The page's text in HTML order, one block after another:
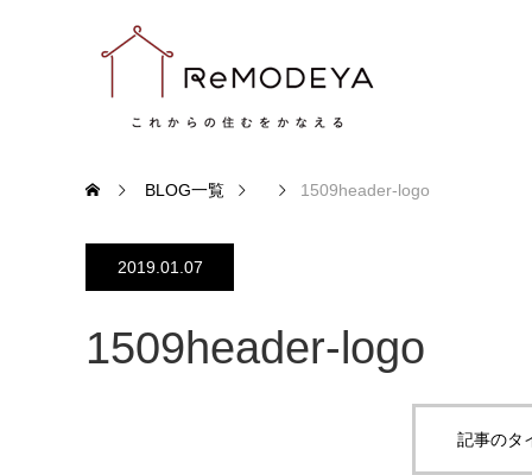
BLOG一覧 1509header-logo
2019.01.07
1509header-logo
記事のタ